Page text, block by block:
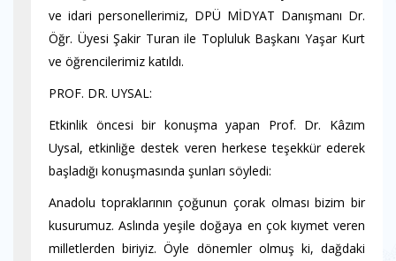
ve idari personellerimiz, DPÜ MİDYAT Danışmanı Dr.
Öğr. Üyesi Şakir Turan ile Topluluk Başkanı Yaşar Kurt
ve öğrencilerimiz katıldı.
PROF. DR. UYSAL:
Etkinlik öncesi bir konuşma yapan Prof. Dr. Kâzım
Uysal, etkinliğe destek veren herkese teşekkür ederek
başladığı konuşmasında şunları söyledi:
Anadolu topraklarının çoğunun çorak olması bizim bir
kusurumuz. Aslında yeşile doğaya en çok kıymet veren
milletlerden biriyiz. Öyle dönemler olmuş ki, dağdaki